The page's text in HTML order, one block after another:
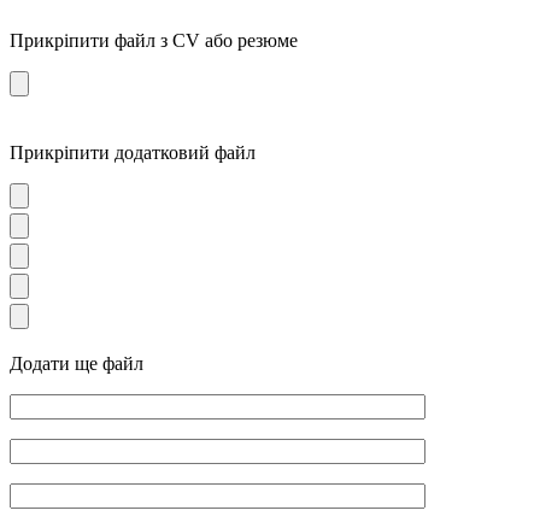
Прикріпити файл з CV або резюме
Прикріпити додатковий файл
Додати ще файл